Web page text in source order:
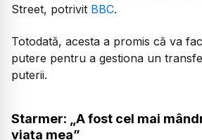
Street, potrivit BBC.
Totodată, acesta a promis că va
putere pentru a gestiona un
puterii.
Starmer: „A fost cel mai
viața mea”